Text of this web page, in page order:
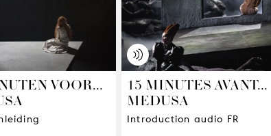
VOOR... 15 MINUTES AVANT...
MEDUSA
Introduction audio FR